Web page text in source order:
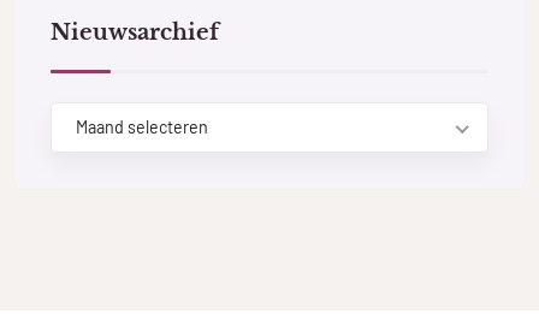
Nieuwsarchief
Maand selecteren